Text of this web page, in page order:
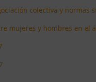
colectiva y normas
mujeres y hombres en el